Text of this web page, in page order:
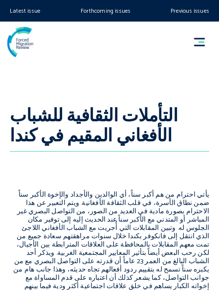
Latest issue Forthcoming issues Previous issues
التأملات الثقافية للشباب
الأفغاني المقيم في كندا
يأتي احترام من هم أكبر سناً، أي الوالدين والأجداد والإخوة الأكبر سناً
ضمن نطاق الأسرة، في قلب الثقافة الأفغانية. ويتم التعبير عن هذا
الاحترام بصورة مادية في العديد من الصور، من التواصل البصري غير
المباشر أو المتدني مع الأكبر سناً عند الحديث إليه إلى توفير مكان
الجلوس له. وتبين المقابلات التي أُجريت مع الشباب الأفغاني اللاجئ
الذي انتقل إلى فانكوفر بكندا خلال سنوات مراهقتهم سعادة جميع من
تمت معهم المقابلات بالمحافظة على العلاقات المترابطة بين الأجيال،
لكن رحب البعض أيضاً بتأثير المعايير المجتمعية الغربية. ويذكر أحد
الشباب البالغ من العمر 23 عاماً أن قدرته على التواصل البصري مع من
يكبره سناً تسمح له بتقييم ردود أفعالهم تجاه حديثه، وهذا جانب هام من
جوانب التواصل، كما يشعر كذلك أن اعتباره على قدم المساواة مع
إخواته الكبار يساهم في خلق علاقات اجتماعية أكثر ودية فيما بينهم.